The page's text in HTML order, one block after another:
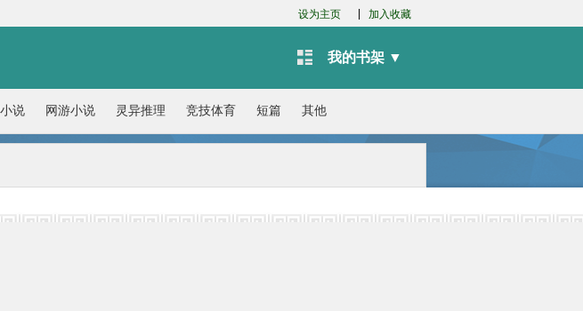
设为主页 加入收藏
我的书架 ▼
说 网游小说 灵异推理 竞技体育 短篇 其他